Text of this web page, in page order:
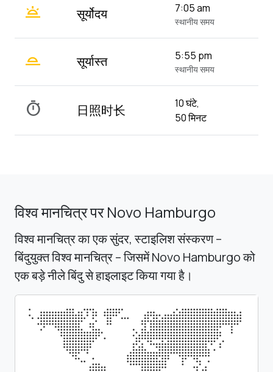
wb_twilight सूर्योदय 7:05 am
स्थानीय समय
wb_twilight_2 सूर्यास्त 5:55 pm
स्थानीय समय
timer 日照时长
10 घंटे,
50 मिनट
विश्व मानचित्र पर Novo Hamburgo
विश्व मानचित्र का एक सुंदर, स्टाइलिश संस्करण –
बिंदुयुक्त विश्व मानचित्र – जिसमें Novo Hamburgo को
एक बड़े नीले बिंदु से हाइलाइट किया गया है।